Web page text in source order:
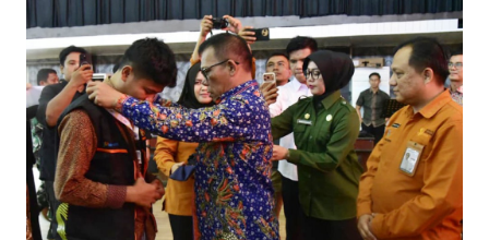
OPINI
Informasi
INDEKS
BERITA
KONTAK
KAMI